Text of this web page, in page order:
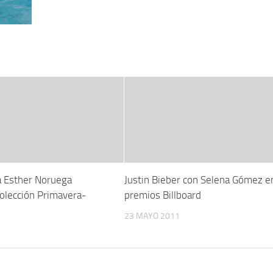
Esther Noruega
Primavera-
Justin Bieber con Selena Gómez
premios Billboard
23 MAYO 2011